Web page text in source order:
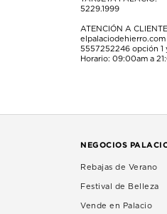
5229.1999
ATENCIÓN A
5557252246 opción 1
Horario: 09:00am a
NEGOCIOS
Rebajas de Verano
Festival de Belleza
Vende en Palacio